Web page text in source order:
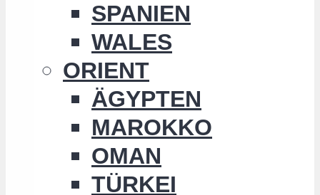
SPANIEN
WALES
ORIENT
ÄGYPTEN
MAROKKO
OMAN
TÜRKEI